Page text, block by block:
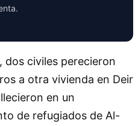
civiles perecieron
a otra vivienda en Deir
en un
de refugiados de Al-